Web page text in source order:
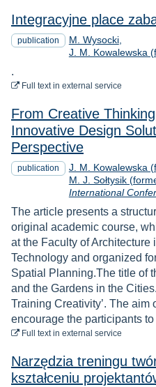
Integracyjne place
publication
M. Wysocki
J. M. Kowalewska
.
Full textto download
in external service
From Creative
Innovative Design
Perspective
publication
J. M. Kowalewska
M. J. Sołtysik
International
The article presents a
original academic course,
at the Faculty of Architecture
Technology and organized
Spatial Planning.The title of
and the Gardens in the
Training Creativity’. The aim
encourage the participants
Full textto download
in external service
Narzędzia treningu
kształceniu